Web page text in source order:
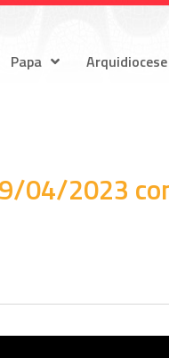
Papa Arquidiocese
04/2023